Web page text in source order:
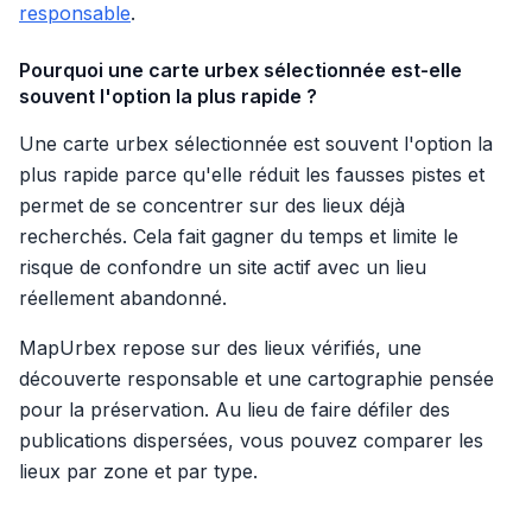
responsable.
Pourquoi une carte urbex sélectionnée est-elle
souvent l'option la plus rapide ?
Une carte urbex sélectionnée est souvent l'option la
plus rapide parce qu'elle réduit les fausses pistes et
permet de se concentrer sur des lieux déjà
recherchés. Cela fait gagner du temps et limite le
risque de confondre un site actif avec un lieu
réellement abandonné.
MapUrbex repose sur des lieux vérifiés, une
découverte responsable et une cartographie pensée
pour la préservation. Au lieu de faire défiler des
publications dispersées, vous pouvez comparer les
lieux par zone et par type.